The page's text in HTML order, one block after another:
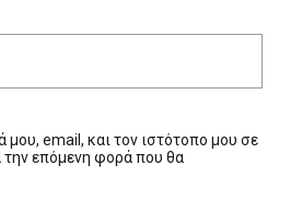
email, και τον ιστότοπο μου σε
την επόμενη φορά που θα